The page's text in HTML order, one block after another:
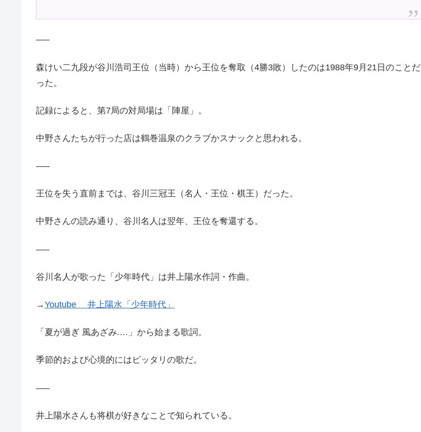
—–
森けい二九段が谷川浩司王位（当時）から王位を奪取（4勝3敗）したのは1988年9月21日のことだ
った。
記録によると、第7局の対局場は「陣屋」。
中野さんたちが行った店は鶴巻温泉のクラブかスナックと思われる。
—–
王位を失う直前までは、谷川三冠王（名人・王位・棋王）だった。
中野さんの読み通り、谷川名人は翌年、王位を奪還する。
—–
谷川名人が歌った「少年時代」は井上陽水作詞・作曲。
→Youtube 井上陽水「少年時代」
「夏が過ぎ 風あざみ.…」から始まる歌詞。
季節的および心境的にはピッタリの歌だ。
—–
井上陽水さんも将棋が好きなことで知られている。